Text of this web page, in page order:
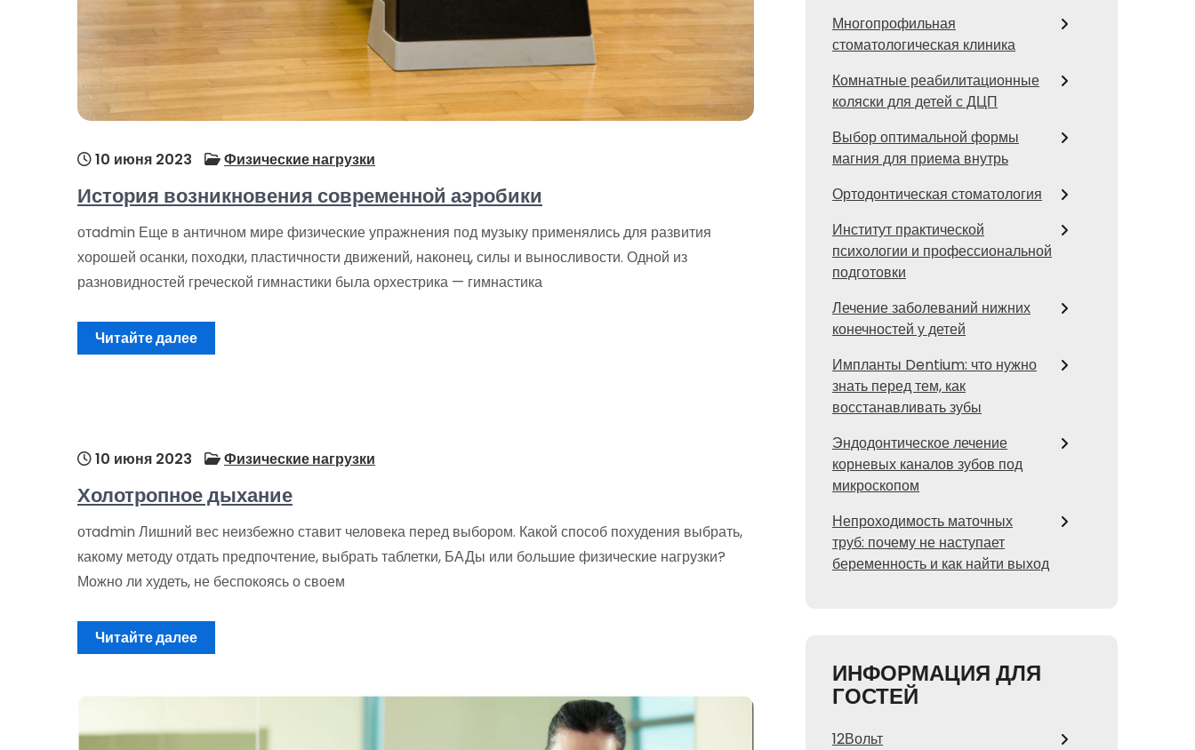
10 июня 2023 Физические нагрузки
История возникновения современной аэробики
отadmin Еще в античном мире физические упражнения под музыку применялись для развития
хорошей осанки, походки, пластичности движений, наконец, силы и выносливости. Одной из
разновидностей греческой гимнастики была орхестрика — гимнастика
Читайте далее
10 июня 2023 Физические нагрузки
Холотропное дыхание
отadmin Лишний вес неизбежно ставит человека перед выбором. Какой способ похудения выбрать,
какому методу отдать предпочтение, выбрать таблетки, БАДы или большие физические нагрузки?
Можно ли худеть, не беспокоясь о своем
Читайте далее
Многопрофильная
стоматологическая клиника
Комнатные реабилитационные
коляски для детей с ДЦП
Выбор оптимальной формы
магния для приема внутрь
Ортодонтическая стоматология
Институт практической
психологии и профессиональной
подготовки
Лечение заболеваний нижних
конечностей у детей
Импланты Dentium: что нужно
знать перед тем, как
восстанавливать зубы
Эндодонтическое лечение
корневых каналов зубов под
микроскопом
Непроходимость маточных
труб: почему не наступает
беременность и как найти выход
ИНФОРМАЦИЯ ДЛЯ
ГОСТЕЙ
12Вольт